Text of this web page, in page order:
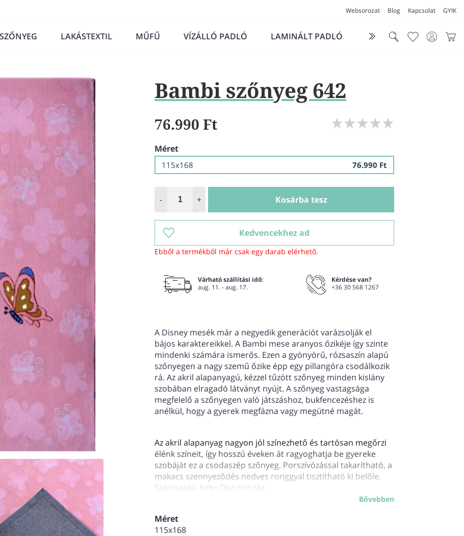
Websorozat Blog Kapcsolat GYIK
LAKÁSTEXTIL MŰFŰ VÍZÁLLÓ PADLÓ LAMINÁLT PADLÓ FUTÓSZŐNYEG
Bambi szőnyeg 642
76.990 Ft
Méret
115x168 76.990 Ft
- + Kosárba tesz
Kedvencekhez ad
Ebből a termékből már csak egy darab elérhető.
Várható szállítási idő:
aug. 11. - aug. 17.
Kérdése van?
+36 30 568 1267
A Disney mesék már a negyedik generációt varázsolják el
bájos karaktereikkel. A Bambi mese aranyos őzikéje így szinte
mindenki számára ismerős. Ezen a gyönyörű, rózsaszín alapú
szőnyegen a nagy szemű őzike épp egy pillangóra csodálkozik
rá. Az akril alapanyagú, kézzel tűzött szőnyeg minden kislány
szobában elragadó látványt nyújt. A szőnyeg vastagsága
megfelelő a szőnyegen való játszáshoz, bukfencezéshez is
anélkül, hogy a gyerek megfázna vagy megütné magát.
Az akril alapanyag nagyon jól színezhető és tartósan megőrzi
élénk színeit, így hosszú éveken át ragyoghatja be gyereke
szobáját ez a csodaszép szőnyeg. Porszívózással takarítható, a
makacs szennyeződés nedves ronggyal tisztítható ki belőle.
Származási hely: Olaszország
Bővebben
Méret
115x168